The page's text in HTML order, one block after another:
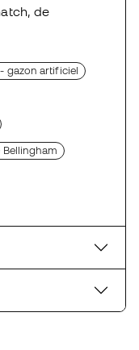
de
gazon artificiel
Bellingham